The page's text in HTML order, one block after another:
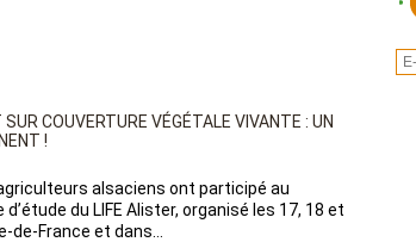
SUR COUVERTURE VÉGÉTALE VIVANTE : UN
!
alsaciens ont participé au
du LIFE Alister, organisé les 17, 18 et
de-France et dans…